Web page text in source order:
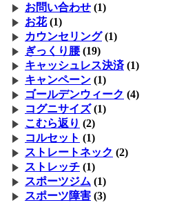
お問い合わせ (1)
お花(1)
カウンセリング(1)
ぎっくり腰(19)
キャッシュレス決済(1)
キャンペーン (1)
ゴールデンウィーク (4)
コグニサイズ(1)
こむら返り (2)
コルセット (1)
ストレートネック (2)
ストレッチ (1)
スポーツジム (1)
スポーツ障害 (3)